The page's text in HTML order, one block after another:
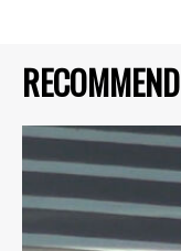
RECOMMEND